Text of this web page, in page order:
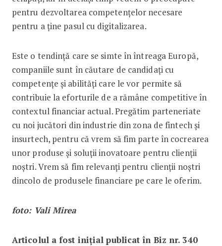
pentru dezvoltarea competențelor necesare
pentru a ține pasul cu digitalizarea.
Este o tendință care se simte în întreaga Europă,
companiile sunt în căutare de candidați cu
competențe și abilități care le vor permite să
contribuie la eforturile de a rămâne competitive în
contextul financiar actual. Pregătim parteneriate
cu noi jucători din industrie din zona de fintech și
insurtech, pentru că vrem să fim parte în cocrearea
unor produse și soluții inovatoare pentru clienții
noștri. Vrem să fim relevanți pentru clienții noștri
dincolo de produsele financiare pe care le oferim.
foto: Vali Mirea
Articolul a fost inițial publicat în Biz nr. 340